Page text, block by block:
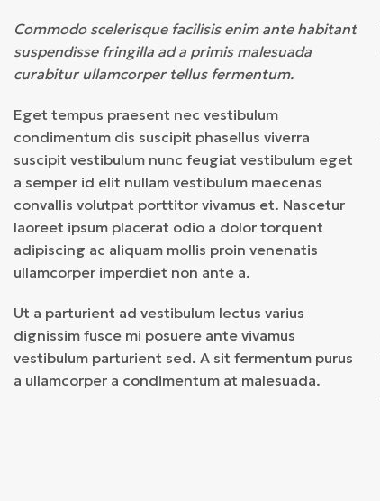
Commodo scelerisque facilisis enim ante habitant
suspendisse fringilla ad a primis malesuada
curabitur ullamcorper tellus fermentum.
Eget tempus praesent nec vestibulum
condimentum dis suscipit phasellus viverra
suscipit vestibulum nunc feugiat vestibulum eget
a semper id elit nullam vestibulum maecenas
convallis volutpat porttitor vivamus et. Nascetur
laoreet ipsum placerat odio a dolor torquent
adipiscing ac aliquam mollis proin venenatis
ullamcorper imperdiet non ante a.
Ut a parturient ad vestibulum lectus varius
dignissim fusce mi posuere ante vivamus
vestibulum parturient sed. A sit fermentum purus
a ullamcorper a condimentum at malesuada.